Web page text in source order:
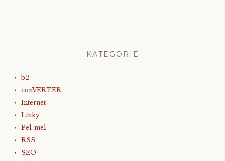
KATEGORIE
b2
conVERTER
Internet
Linky
Pel-mel
RSS
SEO